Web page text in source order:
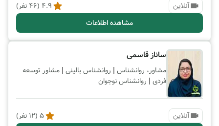
آنلاین 4.9
(
46 نفر)
مشاهده اطلاعات
ساناز قاسمی
مشاور، روانشناس | روانشناس بالینی | مشاور توسعه
فردی | روانشناس نوجوان
آنلاین 5
(
12 نفر)